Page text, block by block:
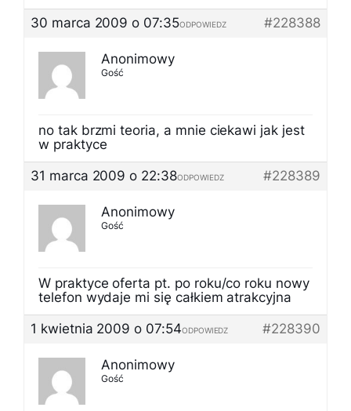
30 marca 2009 o 07:35
#228388
ODPOWIEDZ
Anonimowy
Gość
no tak brzmi teoria, a mnie ciekawi jak jest
w praktyce
31 marca 2009 o 22:38
#228389
ODPOWIEDZ
Anonimowy
Gość
W praktyce oferta pt. po roku/co roku nowy
telefon wydaje mi się całkiem atrakcyjna
1 kwietnia 2009 o 07:54
#228390
ODPOWIEDZ
Anonimowy
Gość